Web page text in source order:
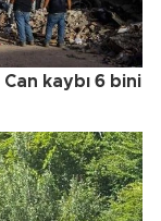
kaybı 6 bini